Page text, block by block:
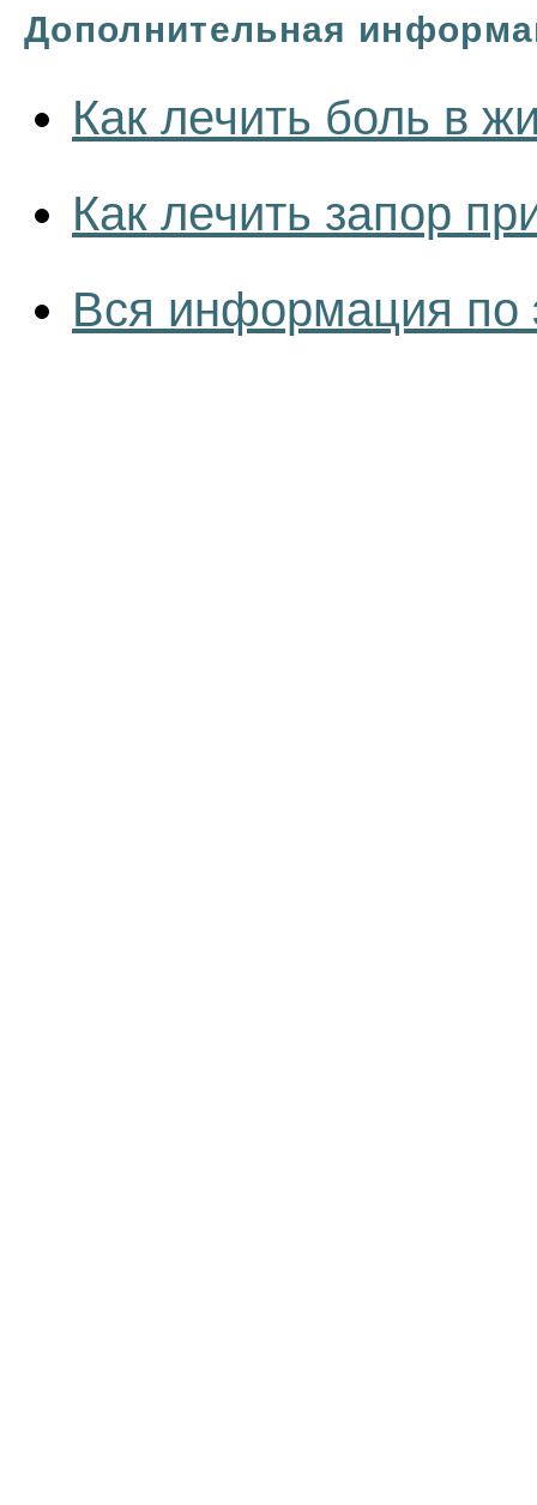
Дополнительная
Как лечить боль в
Как лечить запор
Вся информация по